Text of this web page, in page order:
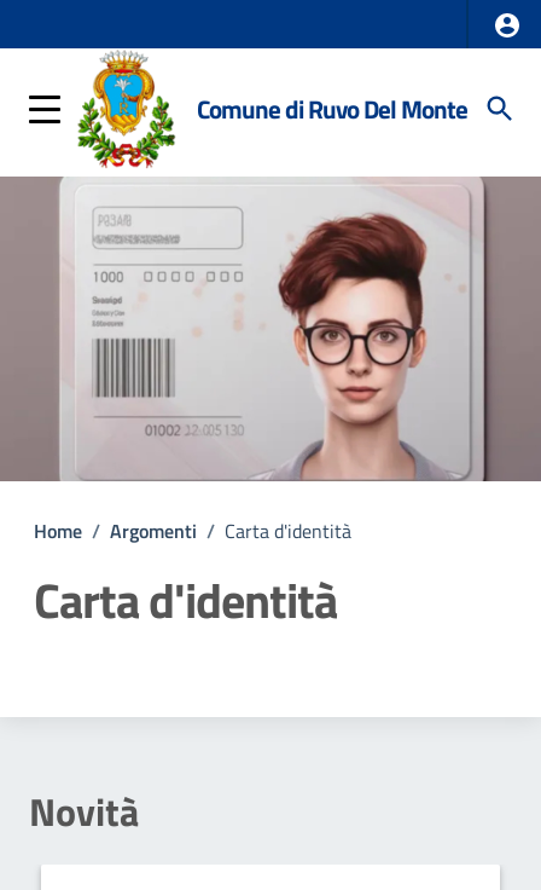
Comune di Ruvo Del Monte
Home / Argomenti / Carta d'identità
Carta d'identità
Novità